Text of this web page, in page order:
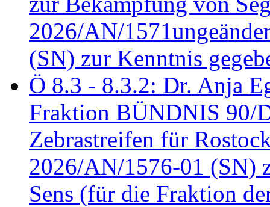
2026/AN/
(SN) zur Kenntnis
Ö 8.3 - 8.3.2: Dr. Anja
Fraktion BÜNDNIS 90/
Zebrastreifen für
2026/AN/1576-01 (SN)
Sens (für die Fraktion